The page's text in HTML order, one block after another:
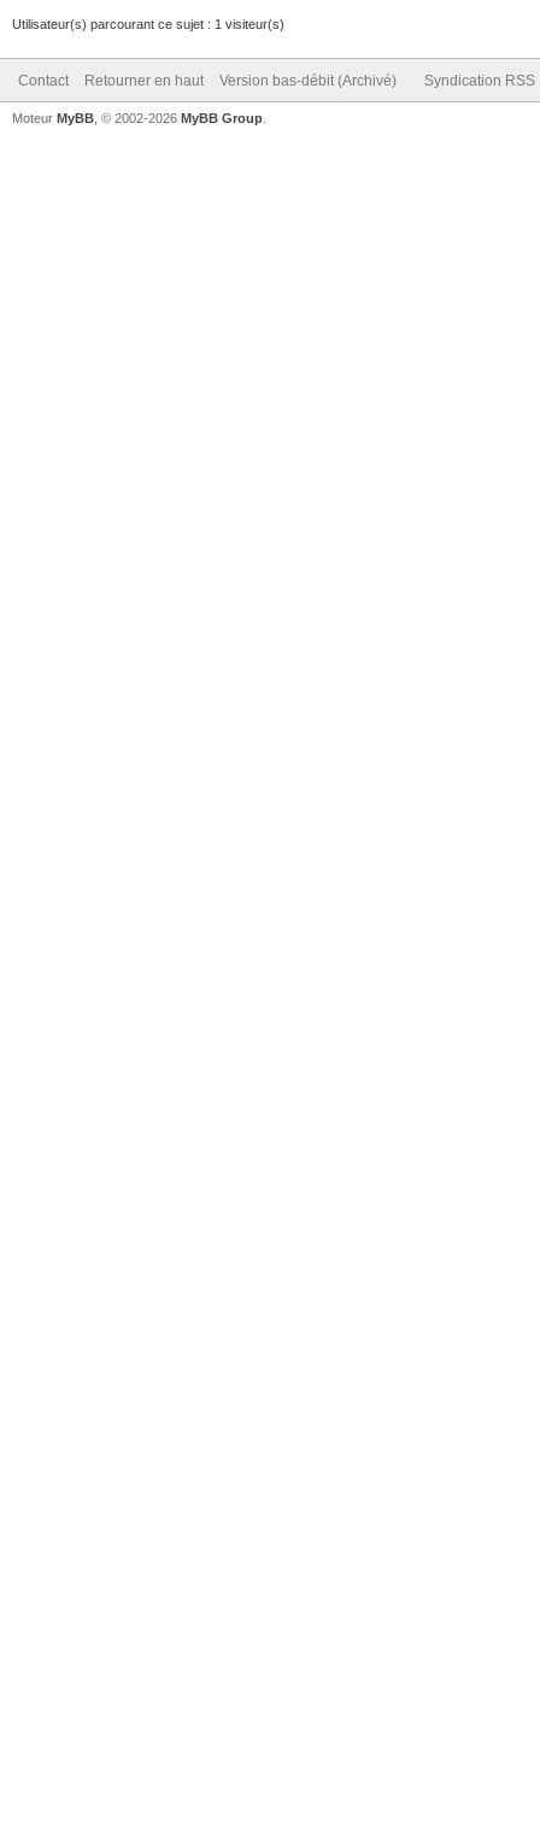
Utilisateur(s) parcourant ce sujet : 1 visiteur(s)
Contact Retourner en haut Version bas-débit (Archivé) Syndication RSS
Moteur MyBB , © 2002-2026 MyBB Group